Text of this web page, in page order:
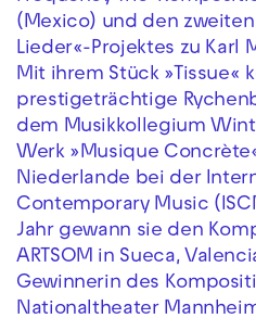
(Mexico) und den
Lieder«-Projektes zu Karl
Mit ihrem Stück »Tissue«
prestigeträchtige
dem Musikkollegium
Werk »Musique
Niederlande bei der
Contemporary Music
Jahr gewann sie den
ARTSOM in Sueca,
Gewinnerin des
Nationaltheater